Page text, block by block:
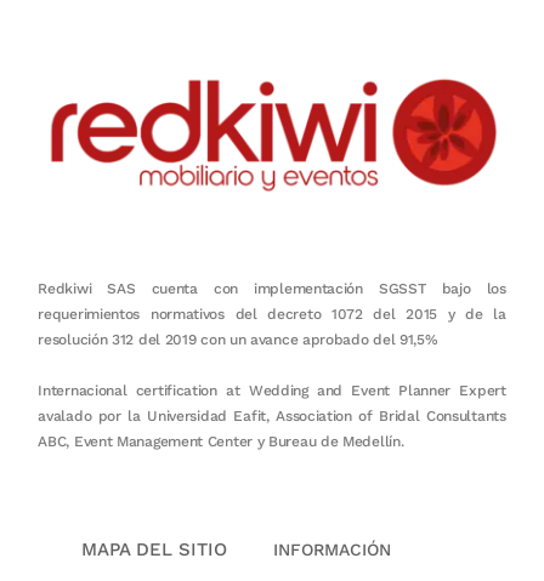
Redkiwi SAS cuenta con implementación SGSST bajo los
requerimientos normativos del decreto 1072 del 2015 y de la
resolución 312 del 2019 con un avance aprobado del 91,5%
Internacional certification at Wedding and Event Planner Expert
avalado por la Universidad Eafit, Association of Bridal Consultants
ABC, Event Management Center y Bureau de Medellín.
MAPA DEL SITIO INFORMACIÓN